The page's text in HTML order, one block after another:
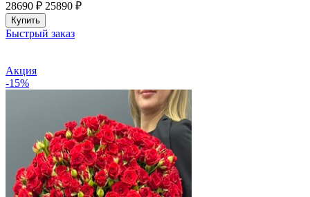
28690 ₽ 25890 ₽
Купить
Быстрый заказ
Акция
-15%